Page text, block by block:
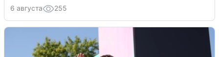
6 августа 255